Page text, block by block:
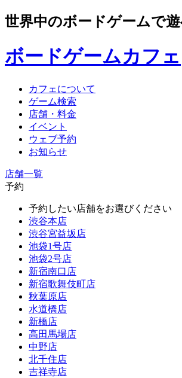
世界中のボードゲームで
ボードゲームカフェ
カフェについて
ゲーム検索
店舗・料金
イベント
ウェブ予約
お知らせ
店舗一覧
予約
予約したい店舗をお選びください
渋谷本店
渋谷宮益坂店
池袋1号店
池袋2号店
新宿南口店
新宿歌舞伎町店
秋葉原店
水道橋店
新橋店
高田馬場店
中野店
北千住店
吉祥寺店